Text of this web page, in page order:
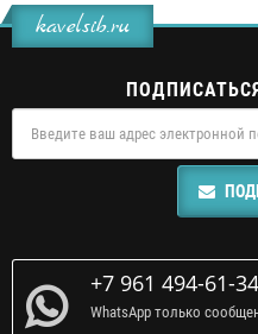
kavelsib.ru
+7 961 494-61-34
WhatsApp только